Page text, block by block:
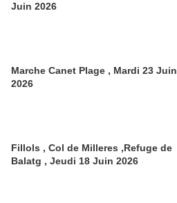
Juin 2026
Marche Canet Plage , Mardi 23 Juin
2026
Fillols , Col de Milleres ,Refuge de
Balatg , Jeudi 18 Juin 2026